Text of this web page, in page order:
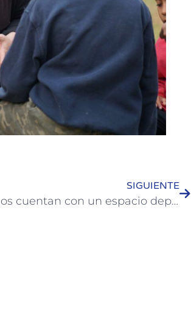
SIGUIENTE
Los niños cuentan con un espacio deportivo recreativo para desarrollarse